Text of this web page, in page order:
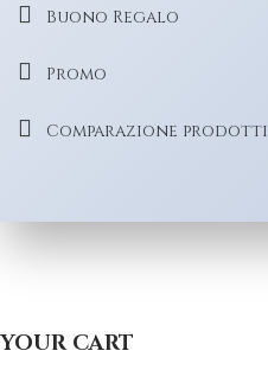
Buono Regalo
Promo
Comparazione prodotti
YOUR CART